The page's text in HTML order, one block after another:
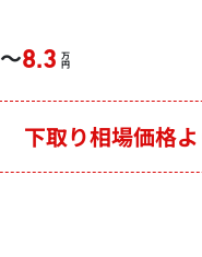
～8.3 万
円
下取り相場価格よ